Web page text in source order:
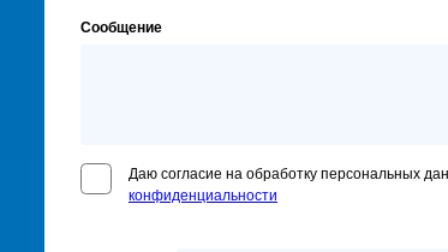
Сообщение
Даю согласие на обработку персональных
конфиденциальности